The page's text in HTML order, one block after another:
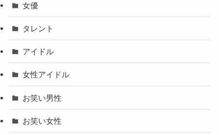
女優
タレント
アイドル
女性アイドル
お笑い男性
お笑い女性